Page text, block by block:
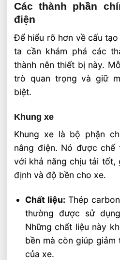
Các thành phần
điện
Để hiểu rõ hơn về cấu
ta cần khám phá các
thành nên thiết bị này.
trò quan trọng và giữ
biệt.
Khung xe
Khung xe là bộ phận
nâng điện. Nó được
với khả năng chịu tải tốt,
định và độ bền cho xe.
Chất liệu: Thép
thường được sử
Những chất liệu này
bền mà còn giúp
của xe.